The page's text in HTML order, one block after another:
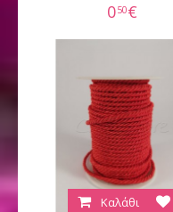
050€
Καλάθι